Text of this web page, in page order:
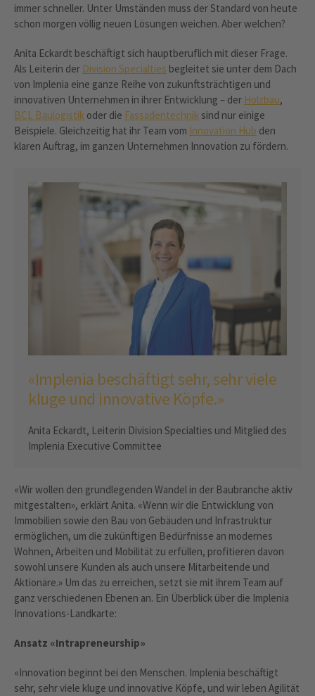
immer schneller. Unter Umständen muss der Standard von heute
schon morgen völlig neuen Lösungen weichen. Aber welchen?
Anita Eckardt beschäftigt sich hauptberuflich mit dieser Frage.
Als Leiterin der Division Specialties begleitet sie unter dem Dach
von Implenia eine ganze Reihe von zukunftsträchtigen und
innovativen Unternehmen in ihrer Entwicklung – der Holzbau,
BCL Baulogistik oder die Fassadentechnik sind nur einige
Beispiele. Gleichzeitig hat ihr Team vom Innovation Hub den
klaren Auftrag, im ganzen Unternehmen Innovation zu fördern.
«Implenia beschäftigt sehr, sehr viele
kluge und innovative Köpfe.»
Anita Eckardt, Leiterin Division Specialties und Mitglied des
Implenia Executive Committee
«Wir wollen den grundlegenden Wandel in der Baubranche aktiv
mitgestalten», erklärt Anita. «Wenn wir die Entwicklung von
Immobilien sowie den Bau von Gebäuden und Infrastruktur
ermöglichen, um die zukünftigen Bedürfnisse an modernes
Wohnen, Arbeiten und Mobilität zu erfüllen, profitieren davon
sowohl unsere Kunden als auch unsere Mitarbeitende und
Aktionäre.» Um das zu erreichen, setzt sie mit ihrem Team auf
ganz verschiedenen Ebenen an. Ein Überblick über die Implenia
Innovations-Landkarte:
Ansatz «Intrapreneurship»
«Innovation beginnt bei den Menschen. Implenia beschäftigt
sehr, sehr viele kluge und innovative Köpfe, und wir leben Agilität